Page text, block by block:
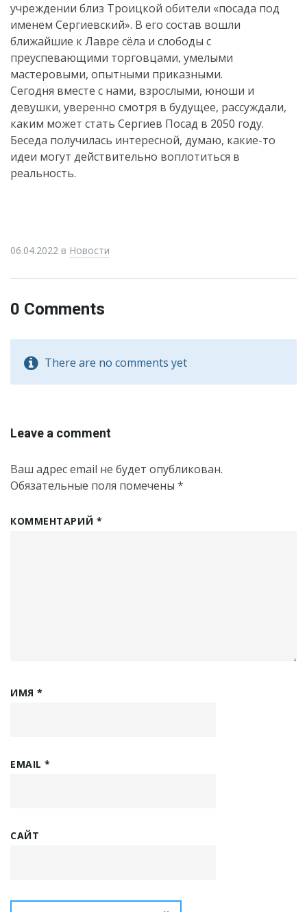
учреждении близ Троицкой обители «посада под
именем Сергиевский». В его состав вошли
ближайшие к Лавре сёла и слободы с
преуспевающими торговцами, умелыми
мастеровыми, опытными приказными.
Сегодня вместе с нами, взрослыми, юноши и
девушки, уверенно смотря в будущее, рассуждали,
каким может стать Сергиев Посад в 2050 году.
Беседа получилась интересной, думаю, какие-то
идеи могут действительно воплотиться в
реальность.
06.04.2022 в Новости
0 Comments
There are no comments yet
Leave a comment
Ваш адрес email не будет опубликован.
Обязательные поля помечены *
КОММЕНТАРИЙ *
ИМЯ*
EMAIL*
САЙТ